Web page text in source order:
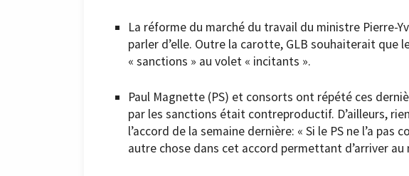
La réforme du marché du travail du ministre Pierre-
parler d’elle. Outre la carotte, GLB souhaiterait que
« sanctions » au volet « incitants ».
Paul Magnette (PS) et consorts ont répété ces
par les sanctions était contreproductif. D’ailleurs,
l’accord de la semaine dernière: « Si le PS ne l’a pas
autre chose dans cet accord permettant d’arriver